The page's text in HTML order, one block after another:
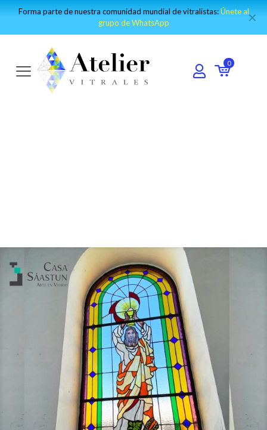
Visita nuestro canal de Youtube y encuentro los mejores tutoriales:
IR AL CANAL
✕
0